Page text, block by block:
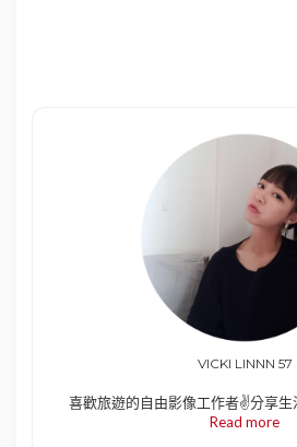
VICKI LINNN 57
喜歡旅遊的自由影像工作者✌️分享
Read more